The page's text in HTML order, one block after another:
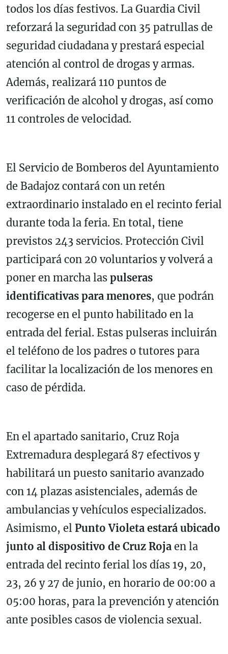
todos los días festivos. La Guardia Civil
reforzará la seguridad con 35 patrullas de
seguridad ciudadana y prestará especial
atención al control de drogas y armas.
Además, realizará 110 puntos de
verificación de alcohol y drogas, así como
11 controles de velocidad.
El Servicio de Bomberos del Ayuntamiento
de Badajoz contará con un retén
extraordinario instalado en el recinto ferial
durante toda la feria. En total, tiene
previstos 243 servicios. Protección Civil
participará con 20 voluntarios y volverá a
poner en marcha las pulseras
identificativas para menores, que podrán
recogerse en el punto habilitado en la
entrada del ferial. Estas pulseras incluirán
el teléfono de los padres o tutores para
facilitar la localización de los menores en
caso de pérdida.
En el apartado sanitario, Cruz Roja
Extremadura desplegará 87 efectivos y
habilitará un puesto sanitario avanzado
con 14 plazas asistenciales, además de
ambulancias y vehículos especializados.
Asimismo, el Punto Violeta estará ubicado
junto al dispositivo de Cruz Roja en la
entrada del recinto ferial los días 19, 20,
23, 26 y 27 de junio, en horario de 00:00 a
05:00 horas, para la prevención y atención
ante posibles casos de violencia sexual.